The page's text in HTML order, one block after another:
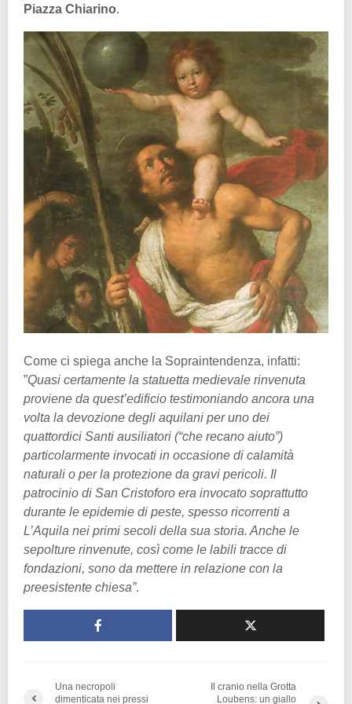
Piazza Chiarino.
Come ci spiega anche la Sopraintendenza, infatti:
”Quasi certamente la statuetta medievale rinvenuta
proviene da quest’edificio testimoniando ancora una
volta la devozione degli aquilani per uno dei
quattordici Santi ausiliatori (“che recano aiuto”)
particolarmente invocati in occasione di calamità
naturali o per la protezione da gravi pericoli. Il
patrocinio di San Cristoforo era invocato soprattutto
durante le epidemie di peste, spesso ricorrenti a
L’Aquila nei primi secoli della sua storia. Anche le
sepolture rinvenute, così come le labili tracce di
fondazioni, sono da mettere in relazione con la
preesistente chiesa”.
Una necropoli
dimenticata nei pressi
Il cranio nella Grotta
Loubens: un giallo